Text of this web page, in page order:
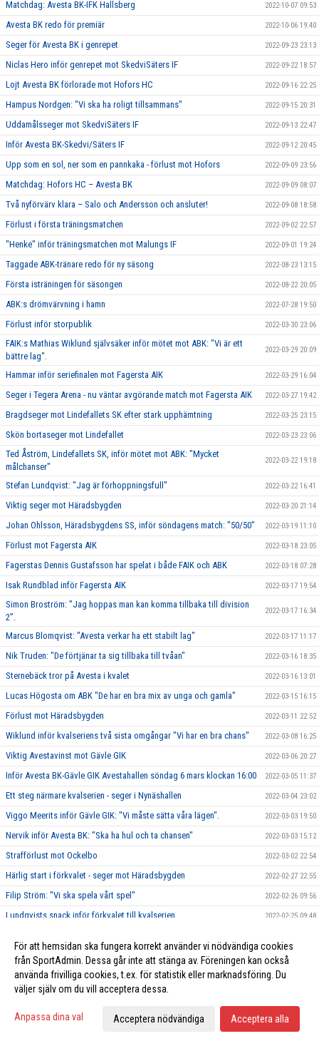
Matchdag: Avesta BK-IFK Hallsberg 2022-10-07 09:53
Avesta BK redo för premiär 2022-10-06 19:40
Seger för Avesta BK i genrepet 2022-09-23 23:13
Niclas Hero inför genrepet mot SkedviSäters IF 2022-09-22 18:57
Lojt Avesta BK förlorade mot Hofors HC 2022-09-16 22:25
Hampus Nordgen: "Vi ska ha roligt tillsammans" 2022-09-15 20:31
Uddamålsseger mot SkedviSäters IF 2022-09-13 22:47
Inför Avesta BK-Skedvi/Säters IF 2022-09-12 20:45
Upp som en sol, ner som en pannkaka - förlust mot Hofors 2022-09-09 23:56
Matchdag: Hofors HC – Avesta BK 2022-09-09 08:07
Två nyförvärv klara – Salo och Andersson och ansluter! 2022-09-08 18:58
Förlust i första träningsmatchen 2022-09-02 22:57
"Henke" inför träningsmatchen mot Malungs IF 2022-09-01 19:24
Taggade ABK-tränare redo för ny säsong 2022-08-23 13:15
Första isträningen för säsongen 2022-08-22 20:05
ABK:s drömvärvning i hamn 2022-07-28 19:50
Förlust inför storpublik 2022-03-30 23:06
FAIK:s Mathias Wiklund självsäker inför mötet mot ABK: "Vi är ett
bättre lag".
2022-03-29 20:09
Hammar inför seriefinalen mot Fagersta AIK 2022-03-29 16:04
Seger i Tegera Arena - nu väntar avgörande match mot Fagersta AIK 2022-03-27 19:42
Bragdseger mot Lindefallets SK efter stark upphämtning 2022-03-25 23:15
Skön bortaseger mot Lindefallet 2022-03-23 23:06
Ted Åström, Lindefallets SK, inför mötet mot ABK: "Mycket
målchanser"
2022-03-22 19:18
Stefan Lundqvist: "Jag är förhoppningsfull" 2022-03-22 16:41
Viktig seger mot Häradsbygden 2022-03-20 21:14
Johan Ohlsson, Häradsbygdens SS, inför söndagens match: "50/50" 2022-03-19 11:10
Förlust mot Fagersta AIK 2022-03-18 23:05
Fagerstas Dennis Gustafsson har spelat i både FAIK och ABK 2022-03-18 07:28
Isak Rundblad inför Fagersta AIK 2022-03-17 19:54
Simon Broström: ”Jag hoppas man kan komma tillbaka till division
2”.
2022-03-17 16:34
Marcus Blomqvist: "Avesta verkar ha ett stabilt lag" 2022-03-17 11:17
Nik Truden: "De förtjänar ta sig tillbaka till tvåan" 2022-03-16 18:35
Sternebäck tror på Avesta i kvalet 2022-03-16 13:01
Lucas Högosta om ABK "De har en bra mix av unga och gamla" 2022-03-15 16:15
Förlust mot Häradsbygden 2022-03-11 22:52
Wiklund inför kvalseriens två sista omgångar "Vi har en bra chans" 2022-03-08 16:25
Viktig Avestavinst mot Gävle GIK 2022-03-06 20:27
Inför Avesta BK-Gävle GIK Avestahallen söndag 6 mars klockan 16:00 2022-03-05 11:37
Ett steg närmare kvalserien - seger i Nynäshallen 2022-03-04 23:02
Viggo Meerits inför Gävle GIK: "Vi måste sätta våra lägen". 2022-03-03 19:50
Nervik inför Avesta BK: "Ska ha hul och ta chansen" 2022-03-03 15:12
Strafförlust mot Ockelbo 2022-03-02 22:54
Härlig start i förkvalet - seger mot Häradsbygden 2022-02-27 22:55
Filip Ström: "Vi ska spela vårt spel" 2022-02-26 09:56
Lundqvists snack inför förkvalet till kvalserien 2022-02-25 09:48
Motståndarkollen Ockelbo HC: "Skulle vara roligt gå vidare" 2022-02-24 12:37
Motståndarkollen - förkvalet till kvalserien 2022-02-23 20:23
Avesta BK klara för fortsatt kval
Jan Hammar inför Häradsbygden: "De är ett spelande lag" 2022-02-17 15:54
För att hemsidan ska fungera korrekt använder vi nödvändiga cookies
från SportAdmin. Dessa går inte att stänga av. Föreningen kan också
använda frivilliga cookies, t.ex. för statistik eller marknadsföring. Du
väljer själv om du vill acceptera dessa.
Anpassa dina val Acceptera nödvändiga Acceptera alla